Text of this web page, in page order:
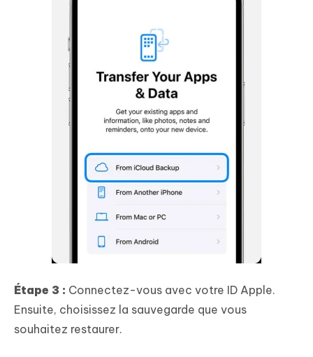
Étape 3 : Connectez-vous avec votre ID Apple.
Ensuite, choisissez la sauvegarde que vous
souhaitez restaurer.